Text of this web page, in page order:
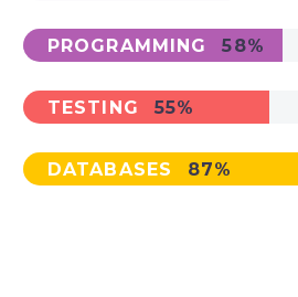
PROGRAMMING 58%
TESTING 55%
DATABASES 87%